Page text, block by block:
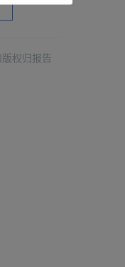
权归报告